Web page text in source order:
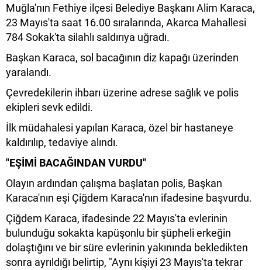
Muğla'nın Fethiye ilçesi Belediye Başkanı Alim Karaca,
23 Mayıs'ta saat 16.00 sıralarında, Akarca Mahallesi
784 Sokak'ta silahlı saldırıya uğradı.
Başkan Karaca, sol bacağının diz kapağı üzerinden
yaralandı.
Çevredekilerin ihbarı üzerine adrese sağlık ve polis
ekipleri sevk edildi.
İlk müdahalesi yapılan Karaca, özel bir hastaneye
kaldırılıp, tedaviye alındı.
"EŞİMİ BACAĞINDAN VURDU"
Olayın ardından çalışma başlatan polis, Başkan
Karaca'nın eşi Çiğdem Karaca'nın ifadesine başvurdu.
Çiğdem Karaca, ifadesinde 22 Mayıs'ta evlerinin
bulunduğu sokakta kapüşonlu bir şüpheli erkeğin
dolaştığını ve bir süre evlerinin yakınında bekledikten
sonra ayrıldığı belirtip, "Aynı kişiyi 23 Mayıs'ta tekrar